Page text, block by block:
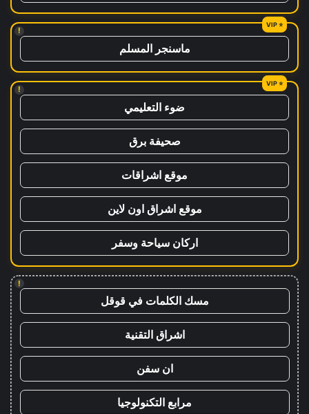
!
ماسنجر المسلم
!
ضوء التعليمي
صحيفة برق
موقع اشراقات
موقع اشراق اون لاين
اركان سياحة وسفر
!
مسك الكلمات في قوقل
اشراق التقنية
ان سفن
مرابع التكنولوجيا